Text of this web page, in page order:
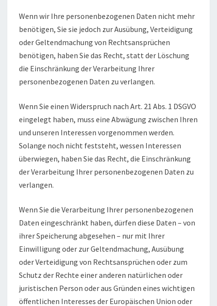
Wenn wir Ihre personenbezogenen Daten nicht mehr
benötigen, Sie sie jedoch zur Ausübung, Verteidigung
oder Geltendmachung von Rechtsansprüchen
benötigen, haben Sie das Recht, statt der Löschung
die Einschränkung der Verarbeitung Ihrer
personenbezogenen Daten zu verlangen.
Wenn Sie einen Widerspruch nach Art. 21 Abs. 1 DSGVO
eingelegt haben, muss eine Abwägung zwischen Ihren
und unseren Interessen vorgenommen werden.
Solange noch nicht feststeht, wessen Interessen
überwiegen, haben Sie das Recht, die Einschränkung
der Verarbeitung Ihrer personenbezogenen Daten zu
verlangen.
Wenn Sie die Verarbeitung Ihrer personenbezogenen
Daten eingeschränkt haben, dürfen diese Daten – von
ihrer Speicherung abgesehen – nur mit Ihrer
Einwilligung oder zur Geltendmachung, Ausübung
oder Verteidigung von Rechtsansprüchen oder zum
Schutz der Rechte einer anderen natürlichen oder
juristischen Person oder aus Gründen eines wichtigen
öffentlichen Interesses der Europäischen Union oder